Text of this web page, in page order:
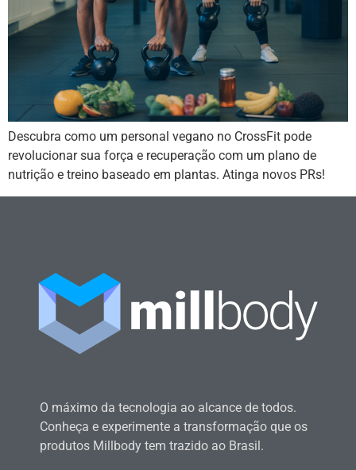
Descubra como um personal vegano no CrossFit pode
revolucionar sua força e recuperação com um plano de
nutrição e treino baseado em plantas. Atinga novos PRs!
O máximo da tecnologia ao alcance de todos.
Conheça e experimente a transformação que os
produtos Millbody tem trazido ao Brasil.